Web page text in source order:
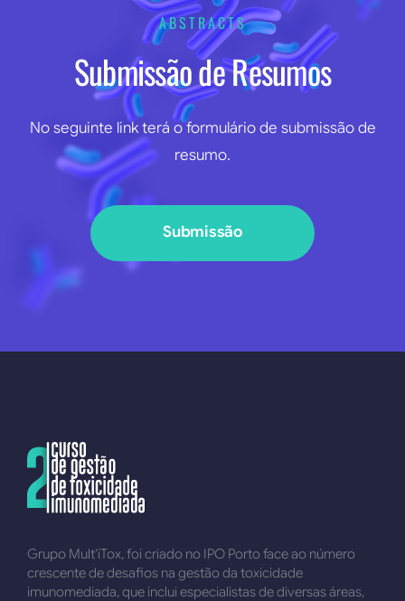
ABSTRACTS
Submissão de Resumos
No seguinte link terá o formulário de submissão de
resumo.
Submissão
Grupo Mult’iTox, foi criado no IPO Porto face ao número
crescente de desafios na gestão da toxicidade
imunomediada, que inclui especialistas de diversas áreas,